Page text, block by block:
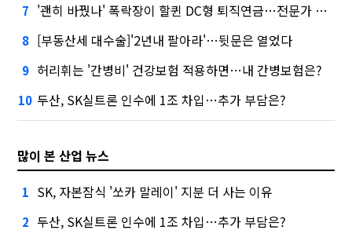
7 '괜히 바꿨나' 폭락장이 할퀸 DC형 퇴직연금…전문가 조언은
8 [부동산세 대수술]'2년내 팔아라'…뒷문은 열었다
9 허리휘는 '간병비' 건강보험 적용하면…내 간병보험은?
10 두산, SK실트론 인수에 1조 차입…추가 부담은?
많이 본 산업 뉴스
1 SK, 자본잠식 '쏘카 말레이' 지분 더 사는 이유
2 두산, SK실트론 인수에 1조 차입…추가 부담은?